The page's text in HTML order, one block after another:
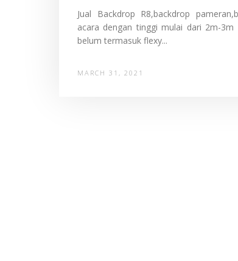
Jual Backdrop R8,backdrop
acara dengan tinggi mulai dari 2m-
belum termasuk flexy...
MARCH 31, 2021